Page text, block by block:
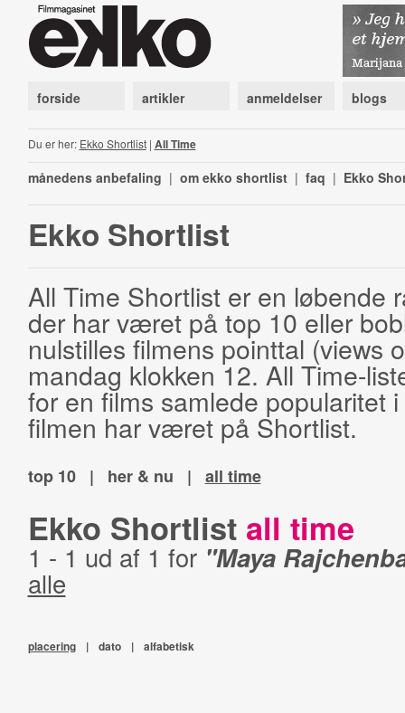
forside artikler anmeldelser blogs
Du er her: Ekko Shortlist| All Time
månedens anbefaling | om ekko shortlist | faq | Ekko
Ekko Shortlist
All Time Shortlist er en løbende
der har været på top 10 eller
nulstilles filmens pointtal (views
mandag klokken 12. All Time-
for en films samlede popularitet
filmen har været på Shortlist.
top 10 | her & nu | all time
Ekko Shortlist all time
1 - 1 ud af 1 for "Maya
alle
placering | dato | alfabetisk